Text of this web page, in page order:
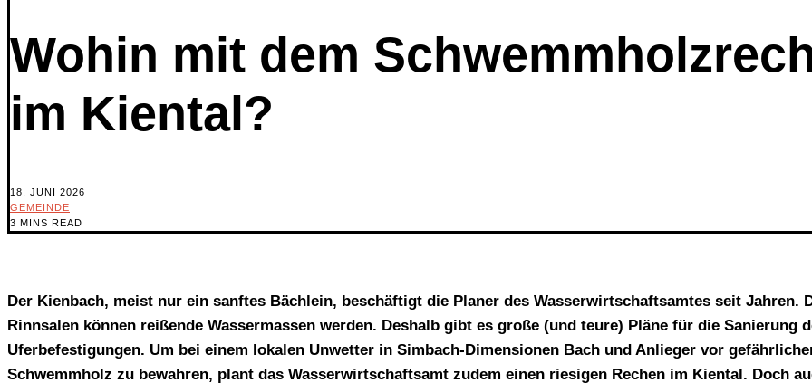
Wohin mit dem
im Kiental?
18. JUNI 2026
GEMEINDE
3 MINS READ
Der Kienbach, meist nur ein sanftes Bächlein, beschäftigt die Planer des Wasserwirtschaftsamtes seit Jahren.
Rinnsalen können reißende Wassermassen werden. Deshalb gibt es große (und teure) Pläne für die Sanierung
Uferbefestigungen. Um bei einem lokalen Unwetter in Simbach-Dimensionen Bach und Anlieger vor
Schwemmholz zu bewahren, plant das Wasserwirtschaftsamt zudem einen riesigen Rechen im Kiental. Doch